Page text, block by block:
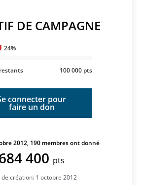
DE CAMPAGNE
24%
100 000 pts
connecter pour
faire un don
2012, 190 membres ont donné
400 pts
de création: 1 octobre 2012